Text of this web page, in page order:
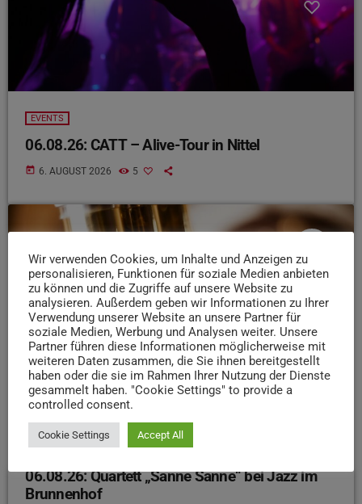
EVENTS
06.08.26: CATT – Alive-Tour in Nittel
today 6. AUGUST 2026 5
EVENTS
06.08.26: Quartett „Sanne Sanne“ bei Jazz im
Brunnenhof
Wir verwenden Cookies, um Inhalte und Anzeigen zu
personalisieren, Funktionen für soziale Medien anbieten
zu können und die Zugriffe auf unsere Website zu
analysieren. Außerdem geben wir Informationen zu Ihrer
Verwendung unserer Website an unsere Partner für
soziale Medien, Werbung und Analysen weiter. Unsere
Partner führen diese Informationen möglicherweise mit
weiteren Daten zusammen, die Sie ihnen bereitgestellt
haben oder die sie im Rahmen Ihrer Nutzung der Dienste
gesammelt haben. "Cookie Settings" to provide a
controlled consent.
Cookie Settings Accept All